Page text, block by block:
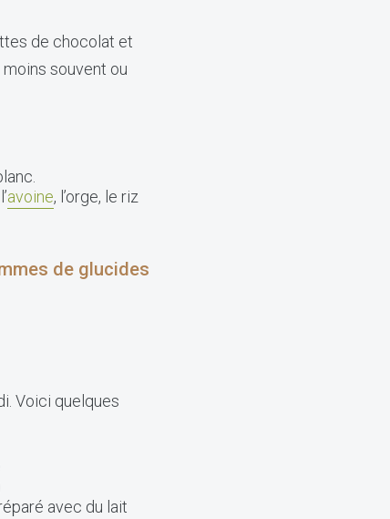
de chocolat et
souvent ou
avoine, l’orge, le riz
de glucides
Voici quelques
avec du lait